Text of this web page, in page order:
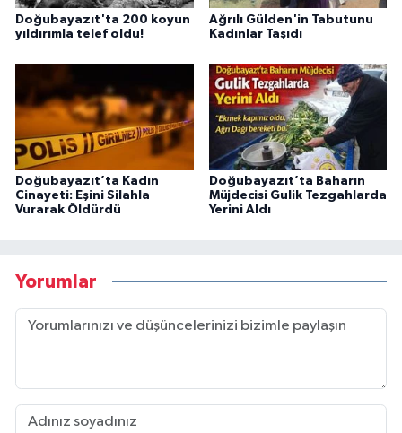
Doğubayazıt'ta 200 koyun
yıldırımla telef oldu!
Ağrılı Gülden'in Tabutunu
Kadınlar Taşıdı
Doğubayazıt’ta Kadın
Cinayeti: Eşini Silahla
Vurarak Öldürdü
Doğubayazıt’ta Baharın
Müjdecisi Gulik Tezgahlarda
Yerini Aldı
Yorumlar